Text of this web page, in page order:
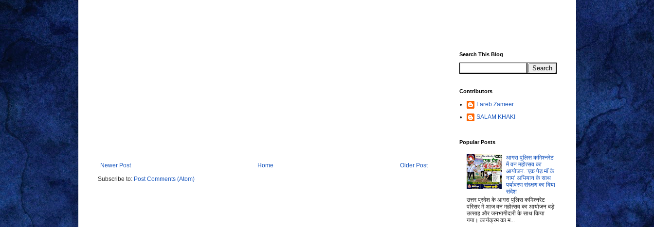
Newer Post Older Post
Home
Subscribe to: Post Comments (Atom)
Search This Blog
Contributors
Lareb Zameer
SALAM KHAKI
Popular Posts
आगरा पुलिस कमिश्नरेट
में वन महोत्सव का
आयोजन: ‘एक पेड़ माँ के
नाम’ अभियान के साथ
पर्यावरण संरक्षण का दिया
संदेश
उत्तर प्रदेश के आगरा पुलिस कमिश्नरेट
परिसर में आज वन महोत्सव का आयोजन बड़े
उत्साह और जनभागीदारी के साथ किया
गया। कार्यक्रम का म...